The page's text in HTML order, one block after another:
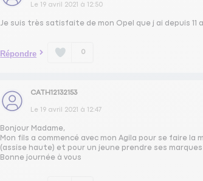
Le 19 avril 2021 à 12:50
Je suis très satisfaite de mon Opel que j ai depuis
Répondre 0
CATH12132153
Le 19 avril 2021 à 12:47
Bonjour Madame,
Mon fils a commencé avec mon Agila pour se faire
(assise haute) et pour un jeune prendre ses
Bonne journée à vous